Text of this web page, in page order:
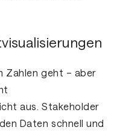
Zahlen geht – aber
aus. Stakeholder
Daten schnell und